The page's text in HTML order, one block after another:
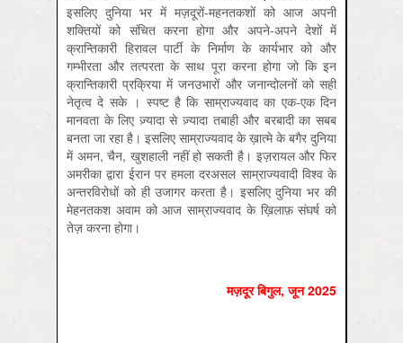
इसलिए दुनिया भर में मज़दूरों-महनतकशों को आज अपनी
शक्तियों को संचित करना होगा और अपने-अपने देशों में
क्रान्तिकारी हिरावल पार्टी के निर्माण के कार्यभार को और
गम्भीरता और तत्परता के साथ पूरा करना होगा जो कि इन
क्रान्तिकारी प्रक्रिया में जनउभारों और जनान्दोलनों को सही
नेतृत्व दे सके । स्पष्ट है कि साम्राज्यवाद का एक-एक दिन
मानवता के लिए ज़्यादा से ज़्यादा तबाही और बरबादी का सबब
बनता जा रहा है। इसलिए साम्राज्यवाद के ख़ात्मे के बगैर दुनिया
में अमन, चैन, खुशहाली नहीं हो सकती है। इज़रायल और फिर
अमरीका द्वारा ईरान पर हमला दरअसल साम्राज्यवादी विश्व के
अन्तरविरोधों को ही उजागर करता है। इसलिए दुनिया भर की
मेहनतकश अवाम को आज साम्राज्यवाद के ख़िलाफ़ संघर्ष को
तेज़ करना होगा।
मज़दूर बिगुल, जून 2025